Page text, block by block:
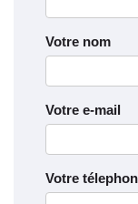
Votre nom
Votre e-mail
Votre